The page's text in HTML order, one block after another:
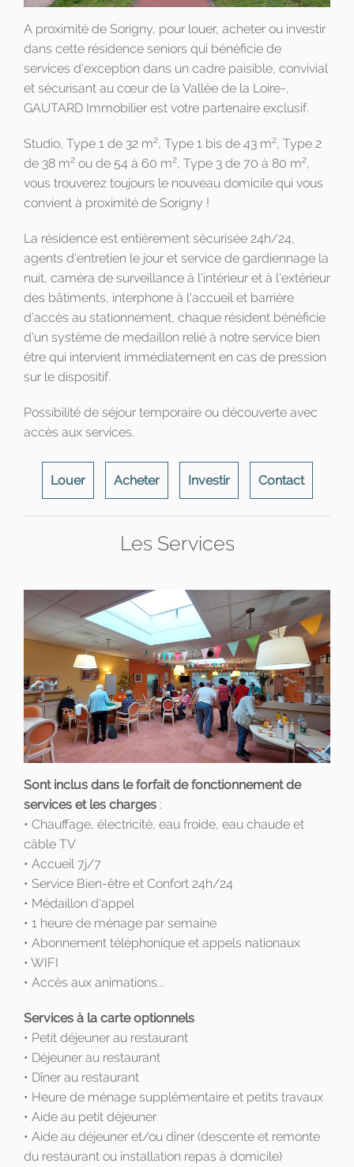
A proximité de Sorigny, pour louer, acheter ou investir
dans cette résidence seniors qui bénéficie de
services d'exception dans un cadre paisible, convivial
et sécurisant au cœur de la Vallée de la Loire-,
GAUTARD Immobilier est votre partenaire exclusif.
Studio, Type 1 de 32 m2, Type 1 bis de 43 m2, Type 2
de 38 m2 ou de 54 à 60 m2, Type 3 de 70 à 80 m2,
vous trouverez toujours le nouveau domicile qui vous
convient à proximité de Sorigny !
La résidence est entièrement sécurisée 24h/24,
agents d'entretien le jour et service de gardiennage la
nuit, caméra de surveillance à l'intérieur et à l'extérieur
des bâtiments, interphone à l'accueil et barrière
d'accès au stationnement, chaque résident bénéficie
d'un système de medaillon relié à notre service bien
être qui intervient immédiatement en cas de pression
sur le dispositif.
Possibilité de séjour temporaire ou découverte avec
accès aux services.
Louer Acheter Investir Contact
Les Services
Sont inclus dans le forfait de fonctionnement de
services et les charges :
• Chauffage, électricité, eau froide, eau chaude et
câble TV
• Accueil 7j/7
• Service Bien-être et Confort 24h/24
• Médaillon d'appel
• 1 heure de ménage par semaine
• Abonnement téléphonique et appels nationaux
• WIFI
• Accès aux animations...
Services à la carte optionnels
• Petit déjeuner au restaurant
• Déjeuner au restaurant
• Dîner au restaurant
• Heure de ménage supplémentaire et petits travaux
• Aide au petit déjeuner
• Aide au déjeuner et/ou dîner (descente et remonte
du restaurant ou installation repas à domicile)